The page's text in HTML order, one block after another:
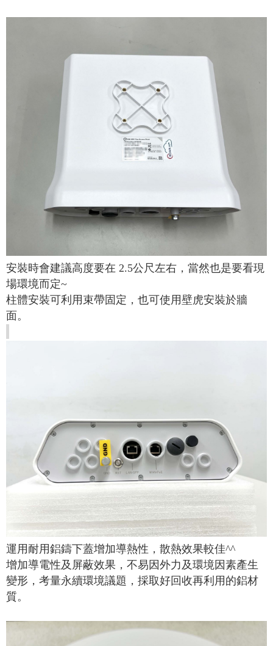
安裝時會建議高度要在 2.5公尺左右，當然也是要看現
場環境而定~
柱體安裝可利用束帶固定，也可使用壁虎安裝於牆
面。
運用耐用鋁鑄下蓋增加導熱性，散熱效果較佳^^
增加導電性及屏蔽效果，不易因外力及環境因素產生
變形，考量永續環境議題，採取好回收再利用的鋁材
質。